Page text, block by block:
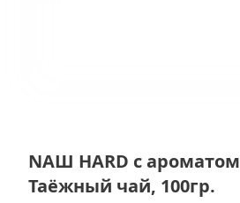
NАШ HARD с ароматом
Таёжный чай, 100гр.